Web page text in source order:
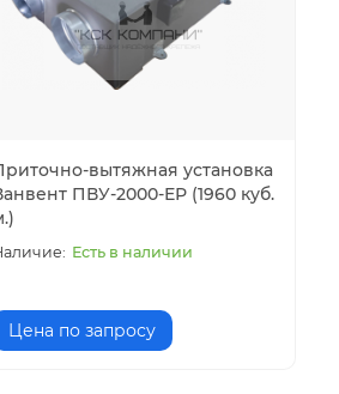
вытяжная установка
ПВУ-2000-ЕР (1960 куб.
Есть в наличии
Цена по запросу